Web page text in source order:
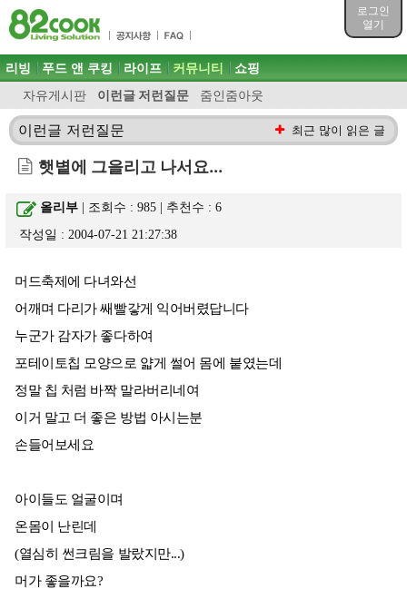
로그인
열기
목차
주메뉴 바로가기
컨텐츠 바로가기
검색 바로가기
로그인 바로가기
주메뉴
리빙 푸드 앤 쿠킹 라이프 커뮤니티
자유게시판 이런글 저런질문 줌인줌아웃
쇼핑
이런글 저런질문 최근 많이 읽은 글
햇볕에 그을리고 나서요...
올리부 | 조회수 : 985 | 추천수 :6
작성일 : 2004-07-21 21:27:38
머드축제에 다녀와선
어깨며 다리가 쌔빨갛게 익어버렸답니다
누군가 감자가 좋다하여
포테이토칩 모양으로 얇게 썰어 몸에 붙였는데
정말 칩 처럼 바짝 말라버리네여
이거 말고 더 좋은 방법 아시는분
손들어보세요
아이들도 얼굴이며
온몸이 난린데
(열심히 썬크림을 발랐지만...)
머가 좋을까요?